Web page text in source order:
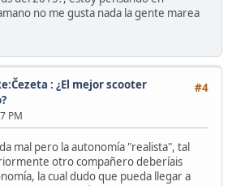
no me gusta nada la gente marea
#4
: ¿El mejor scooter
PM
mal pero la autonomía "realista", tal
otro compañero deberíais
la cual dudo que pueda llegar a